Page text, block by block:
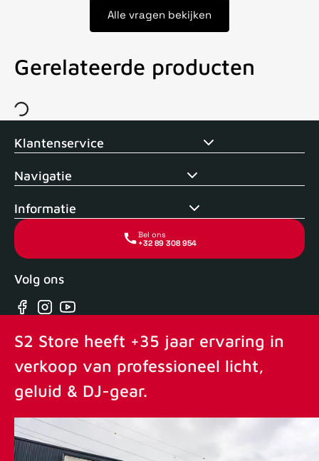
Alle vragen bekijken
Gerelateerde producten
Voor 15uur besteld, zelfde dag verstuurd Echte winkel +35
Klantenservice
Navigatie
Informatie
Bel ons
+32 89 308 954
Volg ons
Facebook
Instagram
YouTube
S2 Store heeft +35 jaar ervaring in
verkoop van professioneel licht,
geluid & DJ-gear.